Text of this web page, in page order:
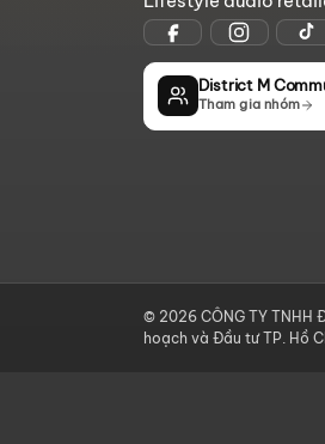
District M
Tham gia nhóm
© 2026 CÔNG TY TNHH
hoạch và Đầu tư TP. Hồ